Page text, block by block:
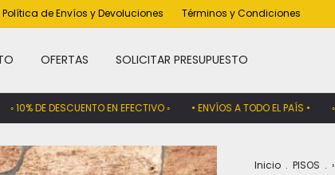
Política de Envíos y Devoluciones Términos y Condiciones
OFERTAS SOLICITAR PRESUPUESTO
DE DESCUENTO EN EFECTIVO ◦ • ENVÍOS A TODO EL PAÍS • ◦
Inicio . PISOS .